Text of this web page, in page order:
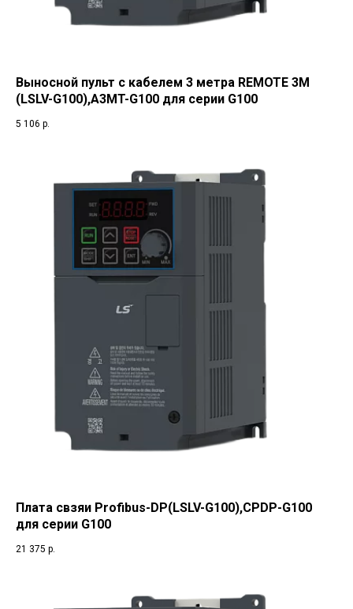
Выносной пульт с кабелем 3 метра REMOTE 3M
(LSLV-G100),A3MT-G100 для серии G100
5 106 р.
Плата свзяи Profibus-DP(LSLV-G100),CPDP-G100
для серии G100
21 375 р.